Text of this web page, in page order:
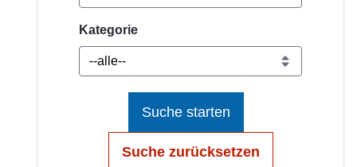
Kategorie
Suche starten
Suche zurücksetzen